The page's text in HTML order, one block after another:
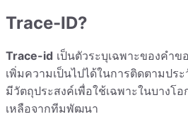
Trace-ID?
Trace-id เป็นตัวระบุเฉพาะของคำ
เพิ่มความเป็นไปได้ในการติดตามปร
มีวัตถุประสงค์เพื่อใช้เฉพาะในบางโ
เหลือจากทีมพัฒนา